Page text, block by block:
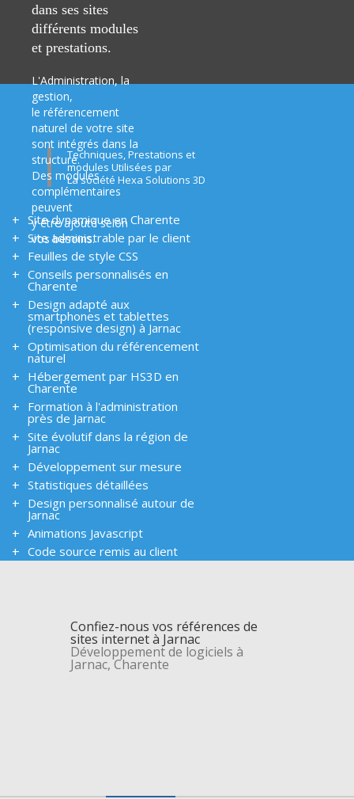
dans ses sites
différents modules
et prestations.
L'Administration, la
gestion,
le référencement
naturel de votre site
sont intégrés dans la
structure.
Des modules
complémentaires
peuvent
y être ajouté selon
vos besoins.
Techniques, Prestations et
modules Utilisées par
La société Hexa Solutions 3D
Site dynamique en Charente
Site administrable par le client
Feuilles de style CSS
Conseils personnalisés en
Charente
Design adapté aux
smartphones et tablettes
(responsive design) à Jarnac
Optimisation du référencement
naturel
Hébergement par HS3D en
Charente
Formation à l'administration
près de Jarnac
Site évolutif dans la région de
Jarnac
Développement sur mesure
Statistiques détaillées
Design personnalisé autour de
Jarnac
Animations Javascript
Code source remis au client
Confiez-nous vos références de
sites internet à Jarnac
Développement de logiciels à
Jarnac, Charente